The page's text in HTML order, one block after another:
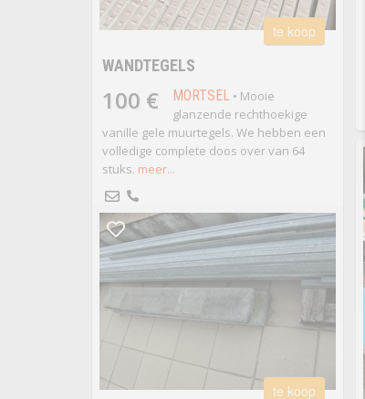
te koop
WANDTEGELS
100 € MORTSEL • Mooie
glanzende rechthoekige
vanille gele muurtegels. We hebben een
volledige complete doos over van 64
stuks. meer...
te koop